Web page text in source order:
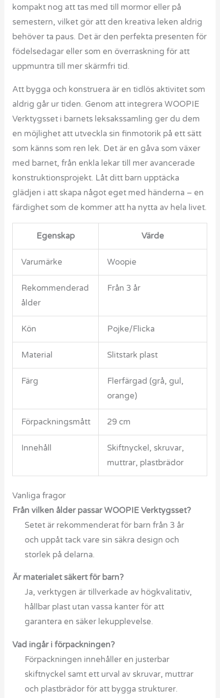
kompakt nog att tas med till mormor eller på
semestern, vilket gör att den kreativa leken aldrig
behöver ta paus. Det är den perfekta presenten för
födelsedagar eller som en överraskning för att
uppmuntra till mer skärmfri tid.
Att bygga och konstruera är en tidlös aktivitet som
aldrig går ur tiden. Genom att integrera WOOPIE
Verktygsset i barnets leksakssamling ger du dem
en möjlighet att utveckla sin finmotorik på ett sätt
som känns som ren lek. Det är en gåva som växer
med barnet, från enkla lekar till mer avancerade
konstruktionsprojekt. Låt ditt barn upptäcka
glädjen i att skapa något eget med händerna – en
färdighet som de kommer att ha nytta av hela livet.
Egenskap Värde
Varumärke Woopie
Rekommenderad
ålder
Från 3 år
Kön Pojke/Flicka
Material Slitstark plast
Färg
Flerfärgad (grå, gul,
orange)
Förpackningsmått 29 cm
Innehåll
Skiftnyckel, skruvar,
muttrar, plastbrädor
Vanliga fragor
Från vilken ålder passar WOOPIE Verktygsset?
Setet är rekommenderat för barn från 3 år
och uppåt tack vare sin säkra design och
storlek på delarna.
Är materialet säkert för barn?
Ja, verktygen är tillverkade av högkvalitativ,
hållbar plast utan vassa kanter för att
garantera en säker lekupplevelse.
Vad ingår i förpackningen?
Förpackningen innehåller en justerbar
skiftnyckel samt ett urval av skruvar, muttrar
och plastbrädor för att bygga strukturer.